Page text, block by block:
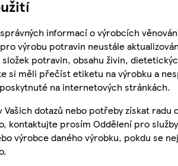
informací o výrobcích
výrobu potravin neustále
složek potravin, obsahu živin,
si měli přečíst etiketu na výrobku a
na internetových stránkách.
Vašich dotazů nebo potřeby získat radu
kontaktujte prosím Oddělení pro služby
výrobce daného výrobku, pokdu se